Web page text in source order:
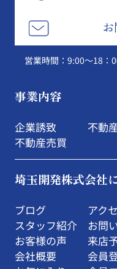
営業時間：9:00～18：
事業内容
企業誘致
不動産売買
不動
埼玉開発株式会社
ブログ
スタッフ紹介
お客様の声
会社概要
アク
お問
来店
会員